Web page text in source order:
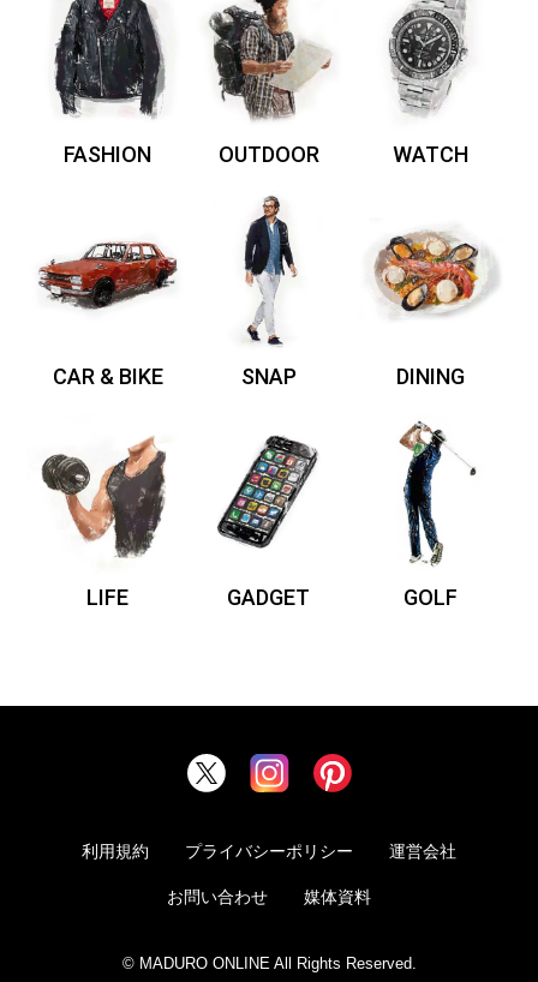
FASHION OUTDOOR WATCH
CAR & BIKE SNAP DINING
LIFE GADGET GOLF
利用規約 プライバシーポリシー 運営会社
お問い合わせ 媒体資料
© MADURO ONLINE All Rights Reserved.